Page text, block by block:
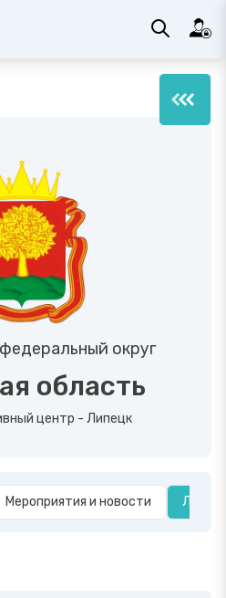
округ
область
центр - Липецк
Мероприятия и новости